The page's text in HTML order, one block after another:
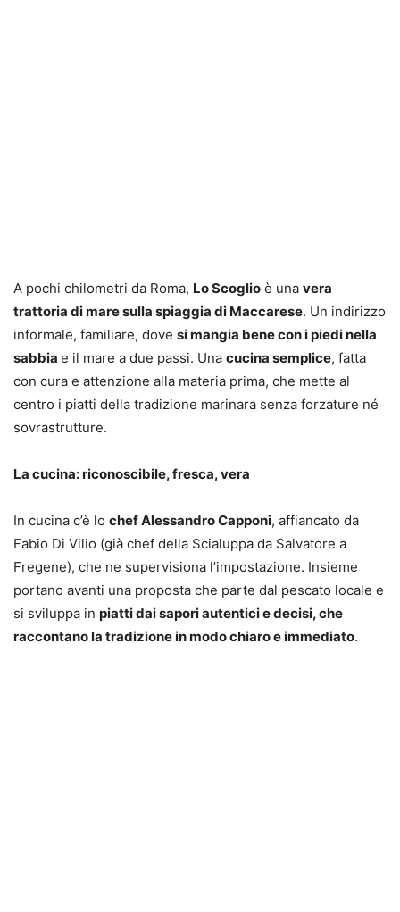
A pochi chilometri da Roma, Lo Scoglio è una vera
trattoria di mare sulla spiaggia di Maccarese. Un indirizzo
informale, familiare, dove si mangia bene con i piedi nella
sabbia e il mare a due passi. Una cucina semplice, fatta
con cura e attenzione alla materia prima, che mette al
centro i piatti della tradizione marinara senza forzature né
sovrastrutture.
La cucina: riconoscibile, fresca, vera
In cucina c’è lo chef Alessandro Capponi, affiancato da
Fabio Di Vilio (già chef della Scialuppa da Salvatore a
Fregene), che ne supervisiona l’impostazione. Insieme
portano avanti una proposta che parte dal pescato locale e
si sviluppa in piatti dai sapori autentici e decisi, che
raccontano la tradizione in modo chiaro e immediato.